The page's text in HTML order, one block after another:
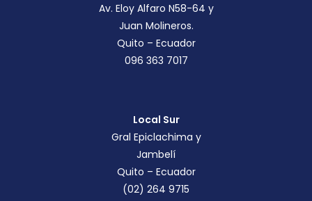
Av. Eloy Alfaro N58-64 y
Juan Molineros.
Quito – Ecuador
096 363 7017
Local Sur
Gral Epiclachima y
Jambelí
Quito – Ecuador
(02) 264 9715